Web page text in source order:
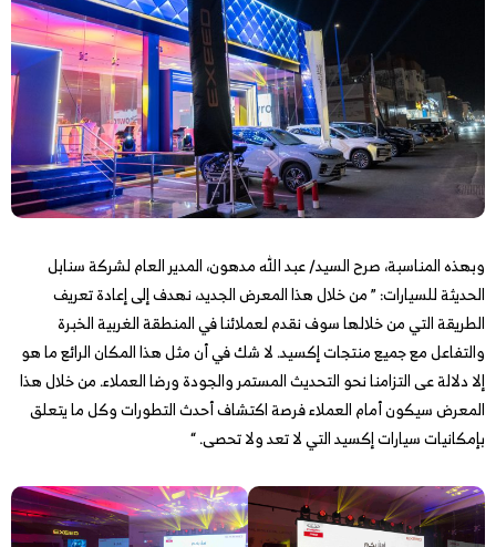
وبهذه المناسبة، صرح السيد/ عبد الله مدهون، المدير العام لشركة سنابل
الحديثة للسيارات: ” من خلال هذا المعرض الجديد، نهدف إلى إعادة تعريف
الطريقة التي من خلالها سوف نقدم لعملائنا في المنطقة الغربية الخبرة
والتفاعل مع جميع منتجات إكسيد. لا شك في أن مثل هذا المكان الرائع ما هو
إلا دلالة عى التزامنا نحو التحديث المستمر والجودة ورضا العملاء. من خلال هذا
المعرض سيكون أمام العملاء فرصة اكتشاف أحدث التطورات وكل ما يتعلق
بإمكانيات سيارات إكسيد التي لا تعد ولا تحصى. “